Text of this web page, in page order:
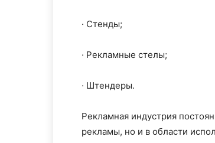
· Стенды;
· Рекламные стелы;
· Штендеры.
Рекламная индустрия
рекламы, но и в области